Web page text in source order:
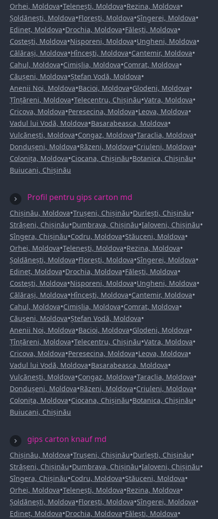
Orhei, Moldova•Telenești, Moldova•Rezina, Moldova•
Șoldănești, Moldova•Florești, Moldova•Sîngerei, Moldova•
Edineț, Moldova•Drochia, Moldova•Fălești, Moldova•
Costești, Moldova•Nisporeni, Moldova•Ungheni, Moldova•
Călărași, Moldova•Hîncești, Moldova•Cantemir, Moldova•
Cahul, Moldova•Cimișlia, Moldova•Comrat, Moldova•
Căușeni, Moldova•Ștefan Vodă, Moldova•
Anenii Noi, Moldova•Bacioi, Moldova•Glodeni, Moldova•
Țînțăreni, Moldova•Telecentru, Chișinău•Vatra, Moldova•
Cricova, Moldova•Peresecina, Moldova•Leova, Moldova•
Vadul lui Vodă, Moldova•Basarabeasca, Moldova•
Vulcănești, Moldova•Congaz, Moldova•Taraclia, Moldova•
Dondușeni, Moldova•Răzeni, Moldova•Criuleni, Moldova•
Colonița, Moldova•Ciocana, Chișinău•Botanica, Chișinău•
Buiucani, Chișinău
Profil pentru gips carton md
Chișinău, Moldova•Trușeni, Chișinău•Durlești, Chișinău•
Strășeni, Chișinău•Dumbrava, Chișinău•Ialoveni, Chișinău•
Sîngera, Chișinău•Codru, Moldova•Stăuceni, Moldova•
Orhei, Moldova•Telenești, Moldova•Rezina, Moldova•
Șoldănești, Moldova•Florești, Moldova•Sîngerei, Moldova•
Edineț, Moldova•Drochia, Moldova•Fălești, Moldova•
Costești, Moldova•Nisporeni, Moldova•Ungheni, Moldova•
Călărași, Moldova•Hîncești, Moldova•Cantemir, Moldova•
Cahul, Moldova•Cimișlia, Moldova•Comrat, Moldova•
Căușeni, Moldova•Ștefan Vodă, Moldova•
Anenii Noi, Moldova•Bacioi, Moldova•Glodeni, Moldova•
Țînțăreni, Moldova•Telecentru, Chișinău•Vatra, Moldova•
Cricova, Moldova•Peresecina, Moldova•Leova, Moldova•
Vadul lui Vodă, Moldova•Basarabeasca, Moldova•
Vulcănești, Moldova•Congaz, Moldova•Taraclia, Moldova•
Dondușeni, Moldova•Răzeni, Moldova•Criuleni, Moldova•
Colonița, Moldova•Ciocana, Chișinău•Botanica, Chișinău•
Buiucani, Chișinău
gips carton knauf md
Chișinău, Moldova•Trușeni, Chișinău•Durlești, Chișinău•
Strășeni, Chișinău•Dumbrava, Chișinău•Ialoveni, Chișinău•
Sîngera, Chișinău•Codru, Moldova•Stăuceni, Moldova•
Orhei, Moldova•Telenești, Moldova•Rezina, Moldova•
Șoldănești, Moldova•Florești, Moldova•Sîngerei, Moldova•
Edineț, Moldova•Drochia, Moldova•Fălești, Moldova•